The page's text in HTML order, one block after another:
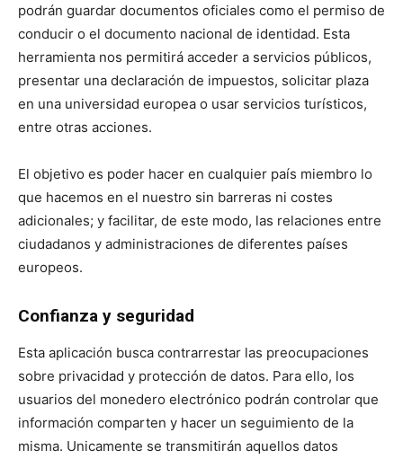
podrán guardar documentos oficiales como el permiso de
conducir o el documento nacional de identidad. Esta
herramienta nos permitirá acceder a servicios públicos,
presentar una declaración de impuestos, solicitar plaza
en una universidad europea o usar servicios turísticos,
entre otras acciones.
El objetivo es poder hacer en cualquier país miembro lo
que hacemos en el nuestro sin barreras ni costes
adicionales; y facilitar, de este modo, las relaciones entre
ciudadanos y administraciones de diferentes países
europeos.
Confianza y seguridad
Esta aplicación busca contrarrestar las preocupaciones
sobre privacidad y protección de datos. Para ello, los
usuarios del monedero electrónico podrán controlar que
información comparten y hacer un seguimiento de la
misma. Unicamente se transmitirán aquellos datos